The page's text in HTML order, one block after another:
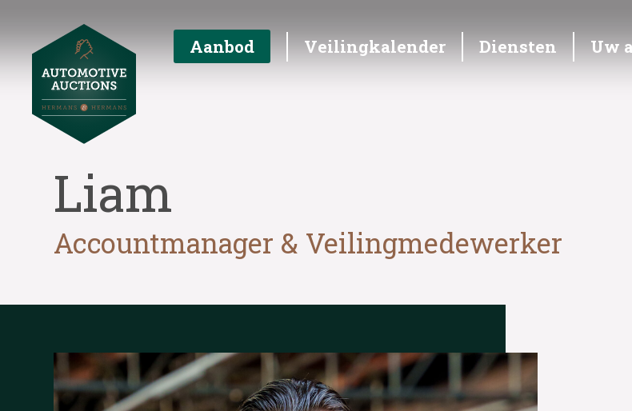
Aanbod Veilingkalender Diensten Uw
Liam
Accountmanager & Veilingmedewerker